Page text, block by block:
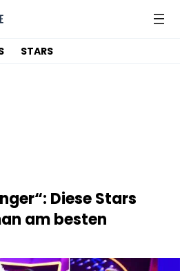
STARS
Diese Stars
am besten